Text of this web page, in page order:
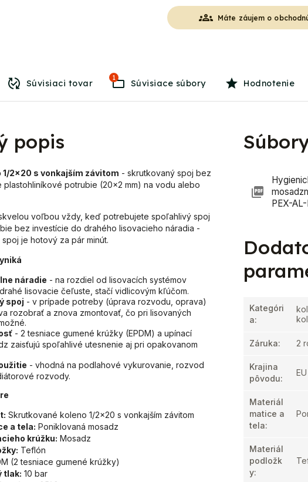
groups Máte záujem o
Súvisiaci tovar
1
Súvisiace súbory Hodnotenie
popis
2x20 s vonkajším závitom - skrutkovaný spoj bez
plastohliníkové potrubie (20x2 mm) na vodu alebo
voľbou vždy, keď potrebujete spoľahlivý spoj
bez investície do drahého lisovacieho náradia -
je hotový za pár minút.
náradie - na rozdiel od lisovacích systémov
lisovacie čeľuste, stačí vidlicovým kľúčom.
spoj - v prípade potreby (úprava rozvodu, oprava)
rozobrať a znova zmontovať, čo pri lisovaných
- 2 tesniace gumené krúžky (EPDM) a upínací
zaisťujú spoľahlivé utesnenie aj pri opakovanom
- vhodná na podlahové vykurovanie, rozvod
rozvody.
Skrutkované koleno 1/2x20 s vonkajším závitom
a tela: Poniklovaná mosadz
krúžku: Mosadz
Teflón
(2 tesniace gumené krúžky)
tlak: 10 bar
PEX-
Kategóri
a:
Záruka: 2
Krajina
pôvodu:
EU
Materiál
matice a
tela:
Materiál
podložk
y: